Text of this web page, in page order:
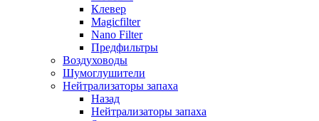
Клевер
Magicfilter
Nano Filter
Предфильтры
Воздуховоды
Шумоглушители
Нейтрализаторы запаха
Назад
Нейтрализаторы запаха